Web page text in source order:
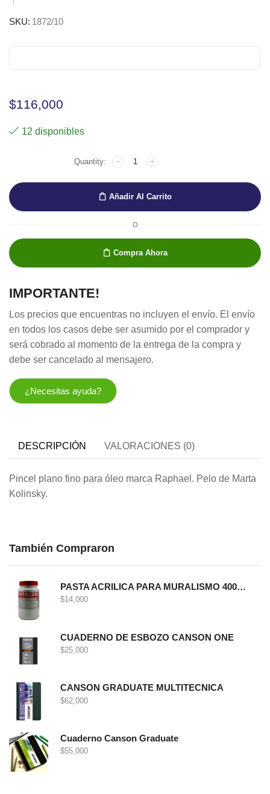
SKU: 1872/10
$116,000
12 disponibles
Pincel
plano
Kolinsky
Gold
Añadir Al Carrito
O
Compra Ahora
IMPORTANTE!
Los precios que encuentras no incluyen el envío. El envío
en todos los casos debe ser asumido por el comprador y
será cobrado al momento de la entrega de la compra y
debe ser cancelado al mensajero.
¿Necesitas ayuda?
DESCRIPCIÓN VALORACIONES (0)
Pincel plano fino para óleo marca Raphael. Pelo de Marta
Kolinsky.
También Compraron
PASTA ACRILICA PARA MURALISMO 400 GRS
$14,000
CUADERNO DE ESBOZO CANSON ONE
$25,000
CANSON GRADUATE MULTITECNICA
$62,000
Cuaderno Canson Graduate
$55,000